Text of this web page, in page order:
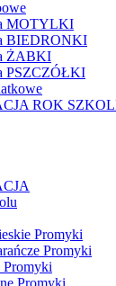
MOTYLKI
BIEDRONKI
ŻABKI
PSZCZÓŁKI
ROK
Promyki
Promyki
Promyki
Promyki